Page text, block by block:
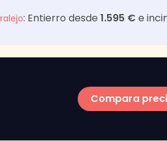
: Entierro desde 1.595 € e
Compara